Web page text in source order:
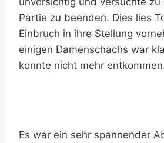
Partie zu beenden. Dies lies
Einbruch in ihre Stellung
einigen Damenschachs war
konnte nicht mehr
Es war ein sehr spannender